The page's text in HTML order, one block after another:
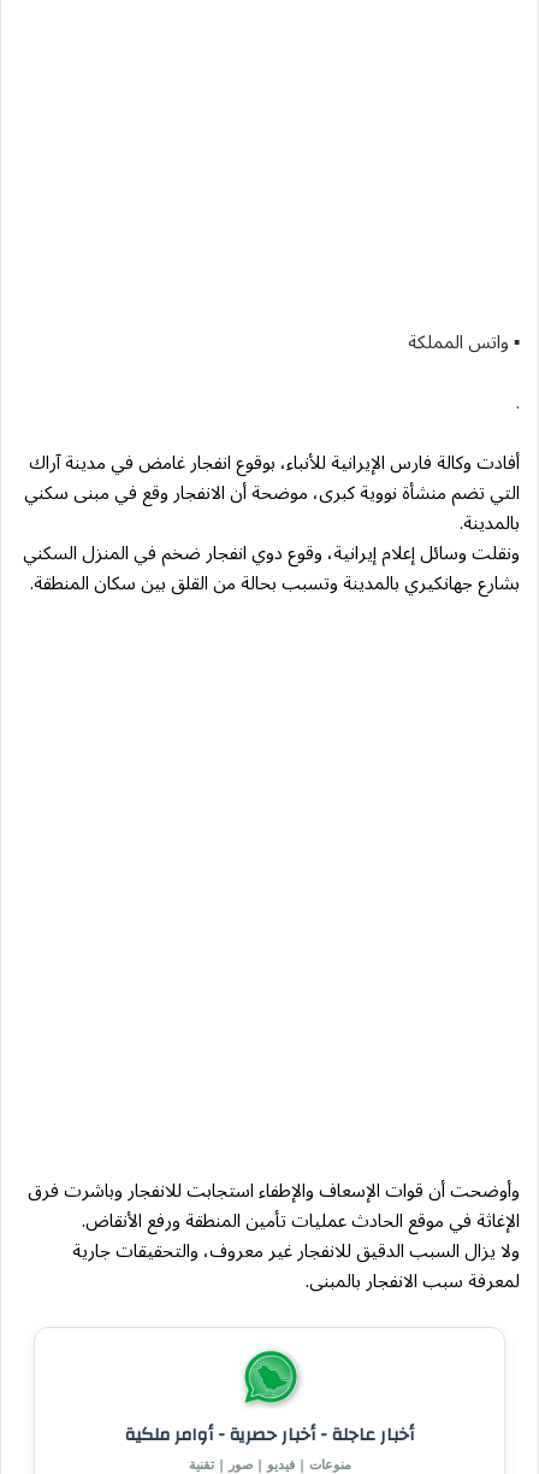
▪︎ واتس المملكة
.
أفادت وكالة فارس الإيرانية للأنباء، بوقوع انفجار غامض في مدينة آراك
التي تضم منشأة نووية كبرى، موضحة أن الانفجار وقع في مبنى سكني
بالمدينة.
ونقلت وسائل إعلام إيرانية، وقوع دوي انفجار ضخم في المنزل السكني
بشارع جهانكيري بالمدينة وتسبب بحالة من القلق بين سكان المنطقة.
وأوضحت أن قوات الإسعاف والإطفاء استجابت للانفجار وباشرت فرق
الإغاثة في موقع الحادث عمليات تأمين المنطقة ورفع الأنقاض.
ولا يزال السبب الدقيق للانفجار غير معروف، والتحقيقات جارية
لمعرفة سبب الانفجار بالمبنى.
أخبار عاجلة - أخبار حصرية - أوامر ملكية
منوعات | فيديو | صور | تقنية